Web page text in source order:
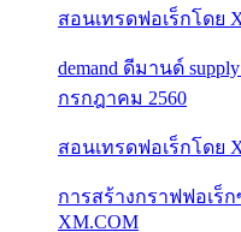
สอนเทรดฟอเร็กโดย
demand ดีมานด์
กรกฎาคม 2560
สอนเทรดฟอเร็กโดย
การสร้างกราฟฟอเร็ก
XM.COM